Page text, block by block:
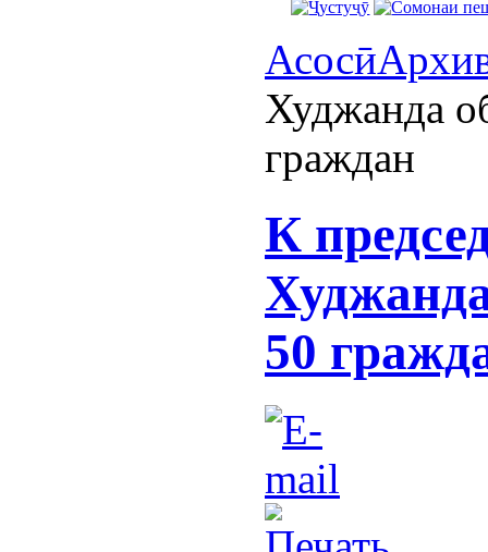
Асосӣ
Худжанда
граждан
К
50